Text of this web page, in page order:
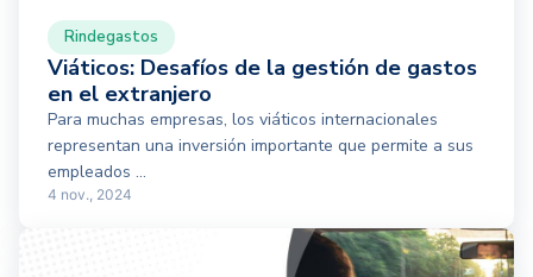
Rindegastos
Viáticos: Desafíos de la gestión de gastos
en el extranjero
Para muchas empresas, los viáticos internacionales
representan una inversión importante que permite a sus
empleados ...
4 nov., 2024